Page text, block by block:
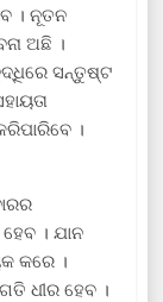
। ନୂତନ
ଅଛି ।
ସନ୍ତୁଷ୍ଟ
।
। ଯାନ
କରେ ।
ଧୀର ହେବ ।